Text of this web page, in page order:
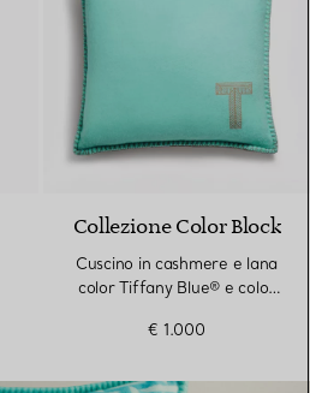
2 Colori
Collezione Color Block
Cuscino in cashmere e lana
color Tiffany Blue® e color
€ 1.000